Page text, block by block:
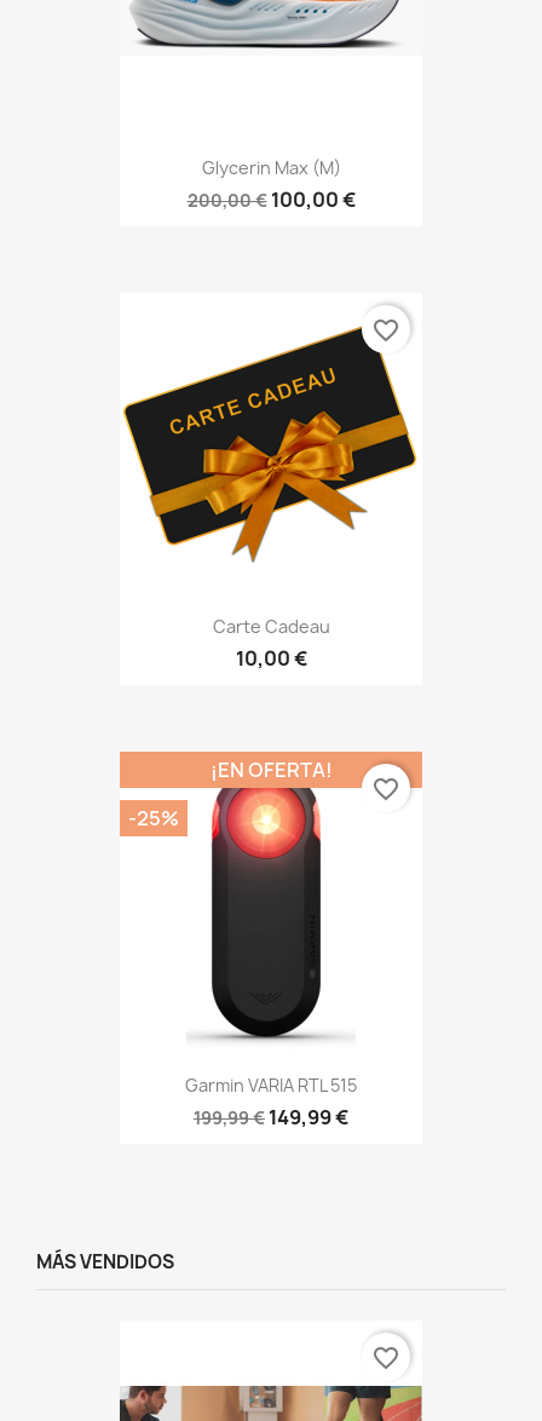
Glycerin Max (M)
200,00 € 100,00 €
Carte Cadeau
10,00 €
favorite_border
Garmin VARIA RTL 515
199,99 € 149,99 €
¡EN OFERTA!
-25%
favorite_border
MÁS VENDIDOS
favorite_border